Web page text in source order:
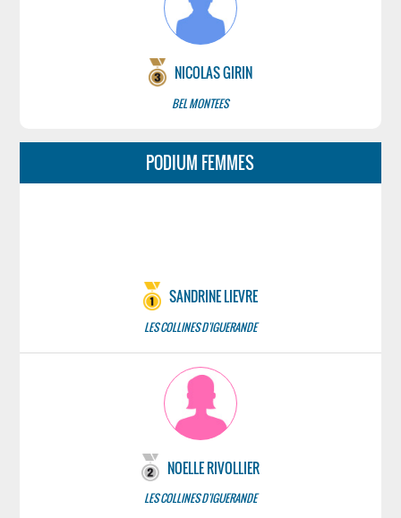
NICOLAS GIRIN
BEL MONTEES
PODIUM FEMMES
SANDRINE LIEVRE
LES COLLINES D'IGUERANDE
NOELLE RIVOLLIER
LES COLLINES D'IGUERANDE